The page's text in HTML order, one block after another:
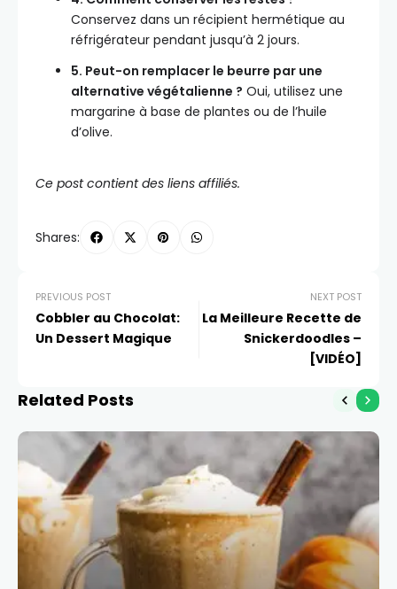
Conservez dans un récipient hermétique au
réfrigérateur pendant jusqu’à 2 jours.
5. Peut-on remplacer le beurre par une
alternative végétalienne ? Oui, utilisez une
margarine à base de plantes ou de l’huile
d’olive.
Ce post contient des liens affiliés.
Shares:
PREVIOUS POST
Cobbler au Chocolat:
Un Dessert Magique
NEXT POST
La Meilleure Recette de
Snickerdoodles –
[VIDÉO]
Related Posts